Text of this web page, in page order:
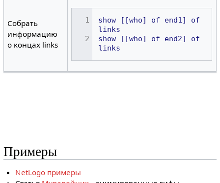
Собрать
информацию
о концах links
show [[who] of end1]
of
links
show
[[who] of end2]
of
links
Примеры
NetLogo примеры